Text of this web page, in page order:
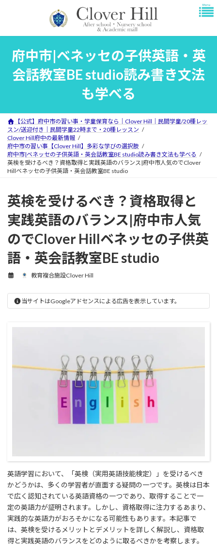
府中市|ベネッセの子供英語・英
会話教室BE studio読み書き文法
も学べる
【公式】府中市の習い事・学童保育なら｜Clover Hill｜民間学童/20種レッ
スン/送迎付き｜民間学童22時まで・20種レッスン
Clover Hill府中の最新情報
府中市の習い事【Clover Hill】多彩な学びの選択肢
府中市|ベネッセの子供英語・英会話教室BE studio読み書き文法も学べる
英検を受けるべき？資格取得と実践英語のバランス|府中市人気のでClover
Hillベネッセの子供英語・英会話教室BE studio
英検を受けるべき？資格取得と
実践英語のバランス|府中市人気
のでClover Hillベネッセの子供英
語・英会話教室BE studio
教育複合施設Clover Hill
当サイトはGoogleアドセンスによる広告を表示しています。
英語学習において、「英検（実用英語技能検定）」を受けるべき
かどうかは、多くの学習者が直面する疑問の一つです。英検は日本
で広く認知されている英語資格の一つであり、取得することで一
定の英語力が証明されます。しかし、資格取得に注力するあまり、
実践的な英語力がおろそかになる可能性もあります。本記事で
は、英検を受けるメリットとデメリットを詳しく解説し、資格取
得と実践英語のバランスをどのように取るべきかを考察します。